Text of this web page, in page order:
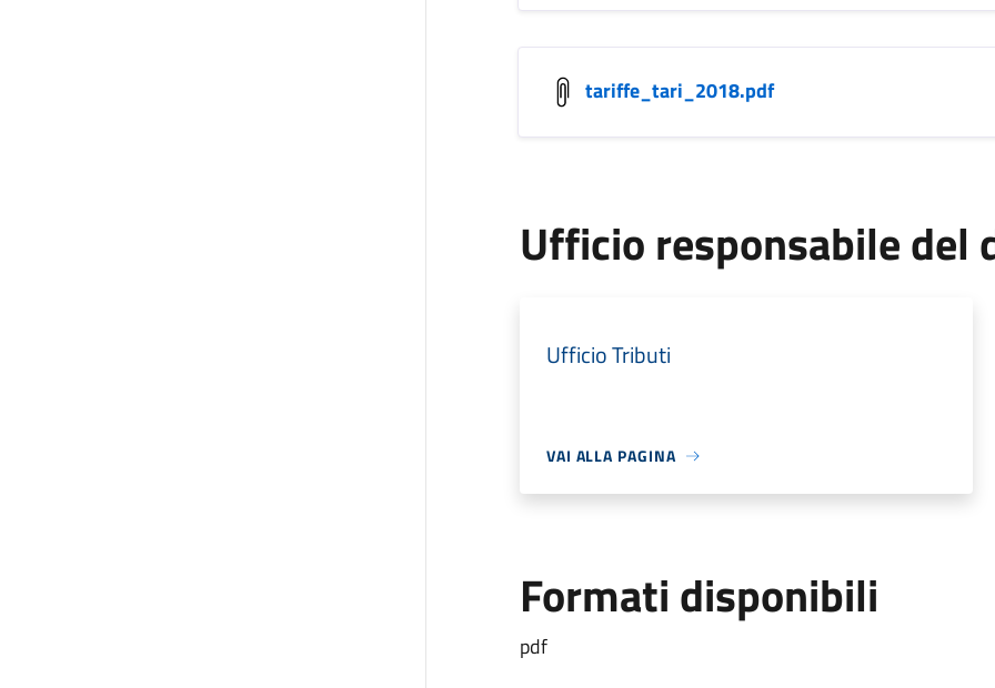
tariffe_tari_2018.pdf
Ufficio responsabile del
Ufficio Tributi
VAI ALLA PAGINA
Formati disponibili
pdf